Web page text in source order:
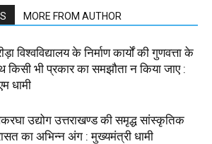
MORE FROM AUTHOR
विश्वविद्यालय के निर्माण कार्यों की गुणवत्ता के
किसी भी प्रकार का समझौता न किया जाए :
धामी
उद्योग उत्तराखण्ड की समृद्ध सांस्कृतिक
का अभिन्न अंग : मुख्यमंत्री धामी